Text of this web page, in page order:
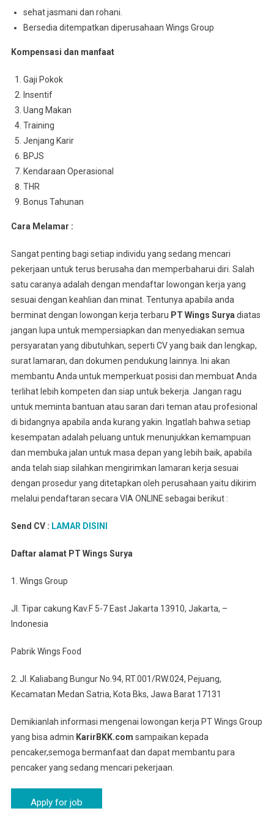
sehat jasmani dan rohani.
Bersedia ditempatkan diperusahaan Wings Group
Kompensasi dan manfaat
Gaji Pokok
Insentif
Uang Makan
Training
Jenjang Karir
BPJS
Kendaraan Operasional
THR
Bonus Tahunan
Cara Melamar :
Sangat penting bagi setiap individu yang sedang mencari
pekerjaan untuk terus berusaha dan memperbaharui diri. Salah
satu caranya adalah dengan mendaftar lowongan kerja yang
sesuai dengan keahlian dan minat. Tentunya apabila anda
berminat dengan lowongan kerja terbaru PT Wings Surya diatas
jangan lupa untuk mempersiapkan dan menyediakan semua
persyaratan yang dibutuhkan, seperti CV yang baik dan lengkap,
surat lamaran, dan dokumen pendukung lainnya. Ini akan
membantu Anda untuk memperkuat posisi dan membuat Anda
terlihat lebih kompeten dan siap untuk bekerja. Jangan ragu
untuk meminta bantuan atau saran dari teman atau profesional
di bidangnya apabila anda kurang yakin. Ingatlah bahwa setiap
kesempatan adalah peluang untuk menunjukkan kemampuan
dan membuka jalan untuk masa depan yang lebih baik, apabila
anda telah siap silahkan mengirimkan lamaran kerja sesuai
dengan prosedur yang ditetapkan oleh perusahaan yaitu dikirim
melalui pendaftaran secara VIA ONLINE sebagai berikut :
Send CV : LAMAR DISINI
Daftar alamat PT Wings Surya
1. Wings Group
Jl. Tipar cakung Kav.F 5-7 East Jakarta 13910, Jakarta, –
Indonesia
Pabrik Wings Food
2. Jl. Kaliabang Bungur No.94, RT.001/RW.024, Pejuang,
Kecamatan Medan Satria, Kota Bks, Jawa Barat 17131
Demikianlah informasi mengenai lowongan kerja PT Wings Group
yang bisa admin KarirBKK.com sampaikan kepada
pencaker,semoga bermanfaat dan dapat membantu para
pencaker yang sedang mencari pekerjaan.